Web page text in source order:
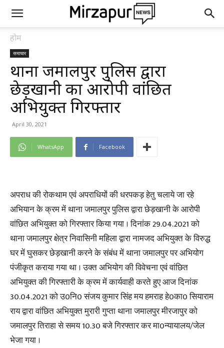
होम
समाचार
थाना जमालपुर पुलिस द्वारा
छेड़खानी का आरोपी वांछित
अभियुक्त गिरफ्तार
April 30, 2021
WhatsApp Facebook
अपराध की रोकथाम एवं अपराधियों की धरपकड़ हेतु चलाये जा रहे
अभियान के क्रम में थाना जमालपुर पुलिस द्वारा छेड़खानी के आरोपी
वांछित अभियुक्त को गिरफ्तार किया गया । दिनांक 29.04.2021 को
थाना जमालपुर क्षेत्र निवासिनी महिला द्वारा नामजद अभियुक्त के विरुद्ध
घर में घुसकर छेड़खानी करने के संबंध में थाना जमालपुर पर अभियोग
पंजीकृत कराया गया था । उक्त अभियोग की विवेचना एवं वांछित
अभियुक्त की गिरफ्तारी के क्रम में कार्यवाही करते हुए आज दिनांक
30.04.2021 को उ0नि0 संजय कुमार सिंह मय हमराह हे0का0 सियाराम
राय द्वारा वांछित अभियुक्त मुरारी गुप्ता थाना जमालपुर मीरजापुर को
जमालपुर तिराहा से समय 10.30 बजे गिरफ्तार कर मा0न्यायालय/जेल
भेजा गया ।